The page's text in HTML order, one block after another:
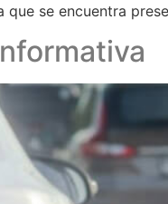
se encuentra